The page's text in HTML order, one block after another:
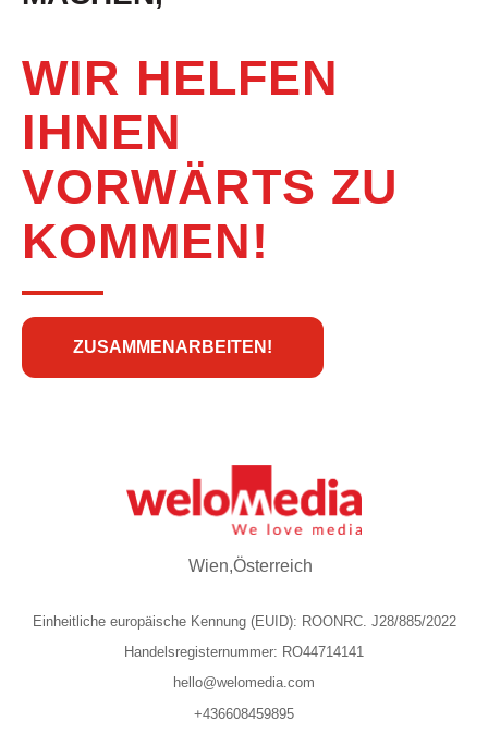
WIR HELFEN
IHNEN
VORWÄRTS ZU
KOMMEN!
ZUSAMMENARBEITEN!
Wien,Österreich
Einheitliche europäische Kennung (EUID): ROONRC. J28/885/2022
Handelsregisternummer: RO44714141
hello@welomedia.com
+436608459895